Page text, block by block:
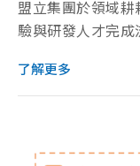
盟立集團於領域耕
驗與研發人才完
了解更多